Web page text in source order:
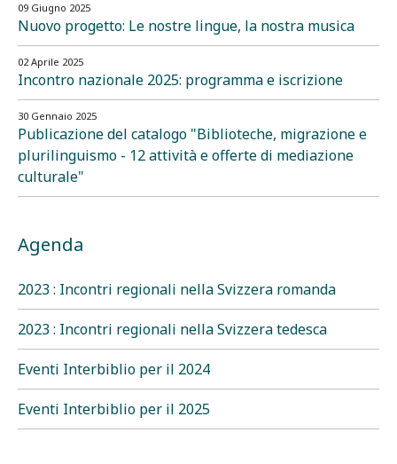
09 Giugno 2025
Nuovo progetto: Le nostre lingue, la nostra musica
02 Aprile 2025
Incontro nazionale 2025: programma e iscrizione
30 Gennaio 2025
Publicazione del catalogo "Biblioteche, migrazione e
plurilinguismo - 12 attività e offerte di mediazione
culturale"
Agenda
2023 : Incontri regionali nella Svizzera romanda
2023 : Incontri regionali nella Svizzera tedesca
Eventi Interbiblio per il 2024
Eventi Interbiblio per il 2025